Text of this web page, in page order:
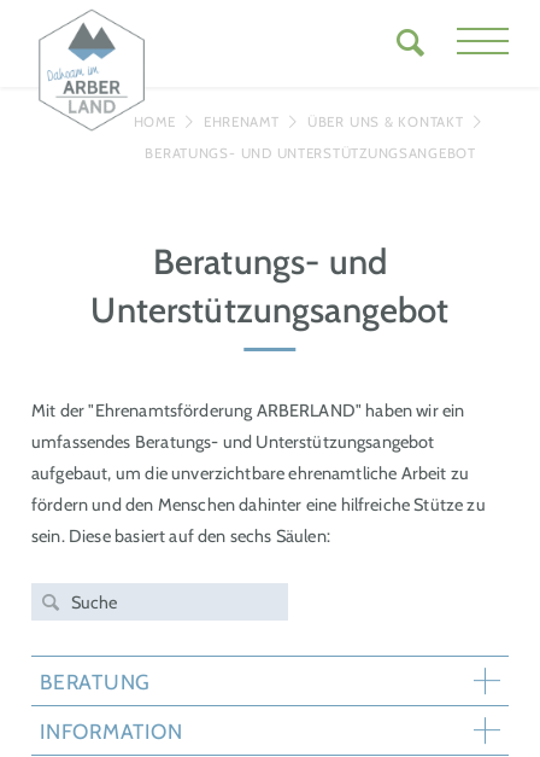
HOME EHRENAMT
ÜBER UNS & KONTAKT
BERATUNGS- UND UNTERSTÜTZUNGSANGEBOT
Beratungs- und
Unterstützungsangebot
Mit der "Ehrenamtsförderung ARBERLAND" haben wir ein
umfassendes Beratungs- und Unterstützungsangebot
aufgebaut, um die unverzichtbare ehrenamtliche Arbeit zu
fördern und den Menschen dahinter eine hilfreiche Stütze zu
sein. Diese basiert auf den sechs Säulen:
BERATUNG
INFORMATION